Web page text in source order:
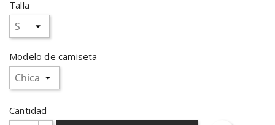
Talla
Modelo de camiseta
Cantidad